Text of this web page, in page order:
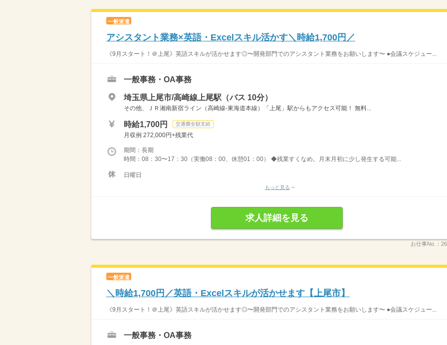
一般派遣
アシスタント業務×英語・Excelスキル活かす＼時給1,700円／
《9月スタート！＠上尾》英語スキルが活かせます◎〜開発部門でのアシスタント業務をお願いします〜 ●会議スケジュー...
一般事務・OA事務
埼玉県上尾市/高崎線上尾駅（バス 10分）
その他、ＪＲ湘南新宿ライン（高崎線‐東海道本線）「上尾」駅からもアクセス可能！ 無料...
時給1,700円 交通費全額支給
月収例 272,000円+残業代
期間：長期
時間：08：30〜17：30（実働08：00、休憩01：00） ◆残業すくなめ。月末月初に少し発生する可能...
日曜日
もっと見る
求人詳細を見る
お仕事No.：
一般派遣
＼時給1,700円／英語・Excelスキルが活かせます【上尾市】
《9月スタート！＠上尾》英語スキルが活かせます◎〜開発部門でのアシスタント業務をお願いします〜 ●会議スケジュー...
一般事務・OA事務